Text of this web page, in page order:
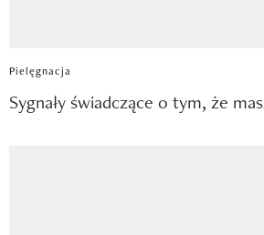
Pielęgnacja
Sygnały świadczące o tym, że